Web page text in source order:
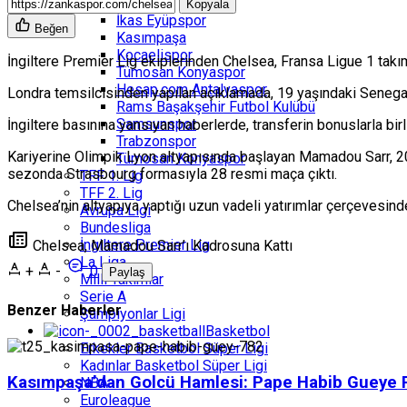
İkas Eyüpspor
Kasımpaşa
Kocaelispor
Tümosan Konyaspor
Hesap.com Antalyaspor
Rams Başakşehir Futbol Kulübü
Samsunspor
Trabzonspor
Tümosan Konyaspor
TFF 1. Lig
TFF 2. Lig
Avrupa Ligi
Bundesliga
İngiltere Premier Lig
La Liga
Milli Takımlar
Serie A
Şampiyonlar Ligi
Basketbol
Erkekler Basketbol Süper Ligi
Kadınlar Basketbol Süper Ligi
NBA
Euroleague
Kopyala
Beğen
İngiltere Premier Lig ekiplerinden Chelsea, Fransa Ligue 1
Londra temsilcisinden yapılan açıklamada, 19 yaşındaki
İngiltere basınına yansıyan haberlerde, transferin bonuslarla
Kariyerine Olimpik Lyon altyapısında başlayan Mamadou
sezonda Strasbourg formasıyla 28 resmi maça çıktı.
Chelsea’nin altyapıya yaptığı uzun vadeli yatırımlar
Chelsea, Mamadou Sarr’ı Kadrosuna Kattı
+
- 0 Paylaş
Benzer Haberler
Kasımpaşa’dan Golcü Hamlesi: Pape Habib